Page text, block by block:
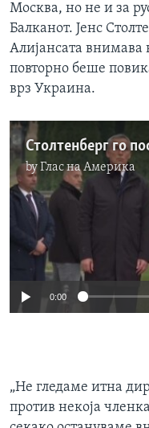
Москва, но не и за
Балканот. Јенс
Алијансата внимава
повторно беше
врз Украина.
byГлас на Америка
No media
0:00
„Не гледаме итна
против некоја